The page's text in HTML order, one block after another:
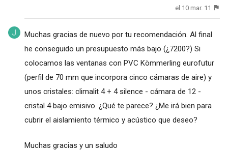
el 10 mar. 11
Muchas gracias de nuevo por tu recomendación. Al final
he conseguido un presupuesto más bajo (¿7200?) Si
colocamos las ventanas con PVC Kömmerling eurofutur
(perfil de 70 mm que incorpora cinco cámaras de aire) y
unos cristales: climalit 4 + 4 silence - cámara de 12 -
cristal 4 bajo emisivo. ¿Qué te parece? ¿Me irá bien para
cubrir el aislamiento térmico y acústico que deseo?
Muchas gracias y un saludo